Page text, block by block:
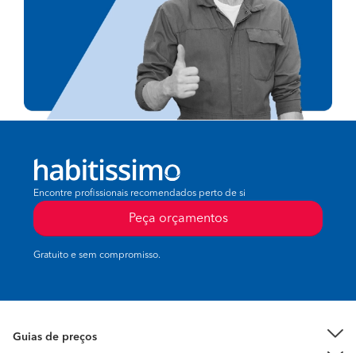
Encontre profissionais recomendados perto de si
Peça orçamentos
Gratuito e sem compromisso.
Guias de preços